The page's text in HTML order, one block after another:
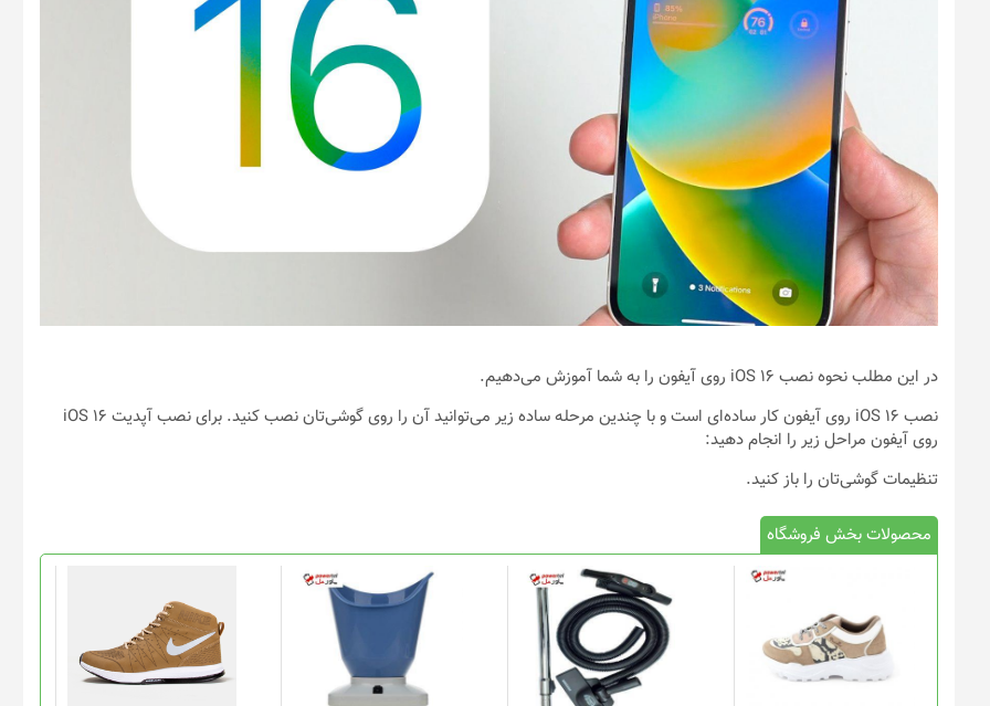
در این مطلب نحوه نصب iOS 16 روی آیفون را به شما آموزش می‌دهیم.
نصب iOS 16 روی آیفون کار ساده‌ای است و با چندین مرحله ساده زیر می‌توانید آن را روی گوشی‌تان نصب کنید. برای نصب آپدیت iOS 16
روی آیفون مراحل زیر را انجام دهید:
تنظیمات گوشی‌تان را باز کنید.
محصولات بخش فروشگاه
محصول
دارای
انواع
مختلفی